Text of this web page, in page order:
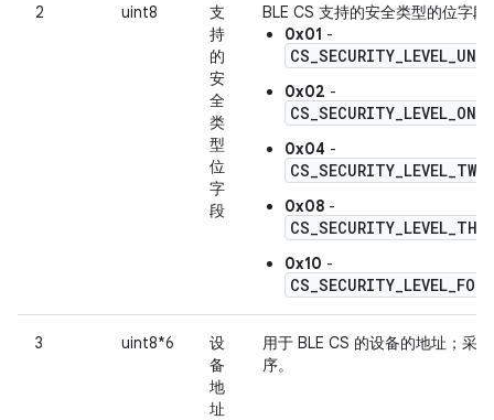
2 uint8
支
持
的
安
全
类
型
位
字
段
BLE CS 支持的安全类型的位字段
0x01 -
0x02 -
CS_SECURITY_LEVEL_ONE
0x04 -
CS_SECURITY_LEVEL_TWO
0x08 -
0x10 -
CS_SECURITY_LEVEL_FOUR
3 uint8*6
设
备
地
址
用于 BLE CS 的设备的地址；采
序。